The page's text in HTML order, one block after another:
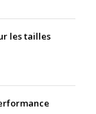
les tailles